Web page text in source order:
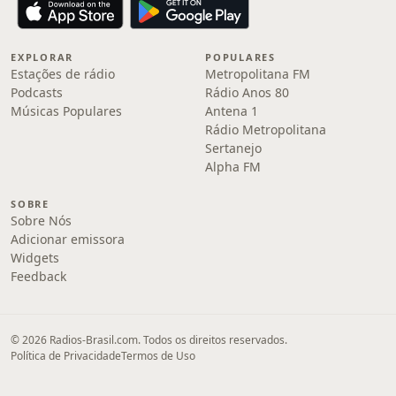
EXPLORAR
Estações de rádio
Podcasts
Músicas Populares
POPULARES
Metropolitana FM
Rádio Anos 80
Antena 1
Rádio Metropolitana
Sertanejo
Alpha FM
SOBRE
Sobre Nós
Adicionar emissora
Widgets
Feedback
© 2026 Radios-Brasil.com. Todos os direitos reservados.
Política de PrivacidadeTermos de Uso